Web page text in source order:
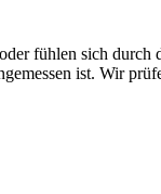
fühlen sich
ist. Wir